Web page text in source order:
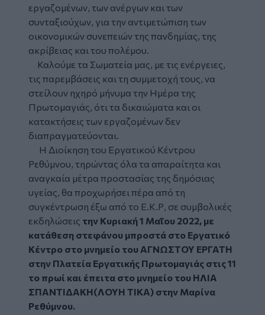
εργαζομένων, των ανέργων και των
συνταξιούχων, για την αντιμετώπιση των
οικονομικών συνεπειών της πανδημίας, της
ακρίβειας και του πολέμου.
Καλούμε τα Σωματεία μας, με τις ενέργειες,
τις παρεμβάσεις και τη συμμετοχή τους, να
στείλουν ηχηρό μήνυμα την Ημέρα της
Πρωτομαγιάς, ότι τα δικαιώματα και οι
κατακτήσεις των εργαζομένων δεν
διαπραγματεύονται.
H Διοίκηση του Εργατικού Κέντρου
Ρεθύμνου, τηρώντας όλα τα απαραίτητα και
αναγκαία μέτρα προστασίας της δημόσιας
υγείας, θα προχωρήσει πέρα από τη
συγκέντρωση έξω από το Ε.Κ.Ρ, σε συμβολικές
εκδηλώσεις την Κυριακή 1 Μαΐου 2022, με
κατάθεση στεφάνου μπροστά στο Εργατικό
Κέντρο στο μνημείο του ΑΓΝΩΣΤΟΥ ΕΡΓΑΤΗ
στην Πλατεία Εργατικής Πρωτομαγιάς στις 11
το πρωί και έπειτα στο μνημείο του ΗΛΙΑ
ΣΠΑΝΤΙΔΑΚΗ(ΛΟΥΗ ΤΙΚΑ) στην Μαρίνα
Ρεθύμνου.